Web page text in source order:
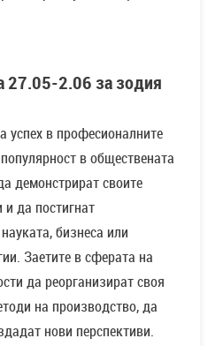
27.05-2.06 за зодия
успех в професионалните
в обществената
демонстрират своите
и да постигнат
бизнеса или
Заетите в сферата на
да реорганизират своя
на производство, да
нови перспективи.